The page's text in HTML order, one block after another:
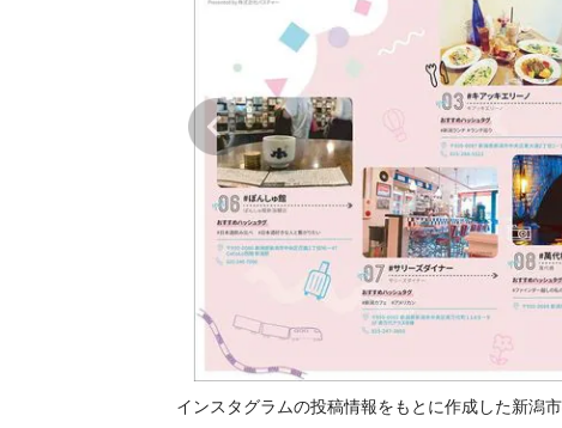
インスタグラムの投稿情報をもとに作成した新潟